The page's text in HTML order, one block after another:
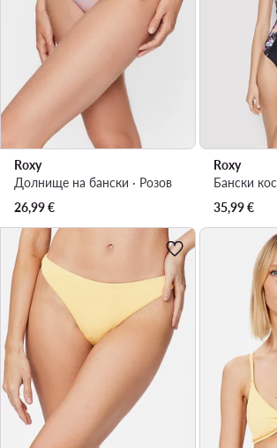
Roxy
Долнище на бански · Розов
26,99€
Roxy
Бански
35,99€